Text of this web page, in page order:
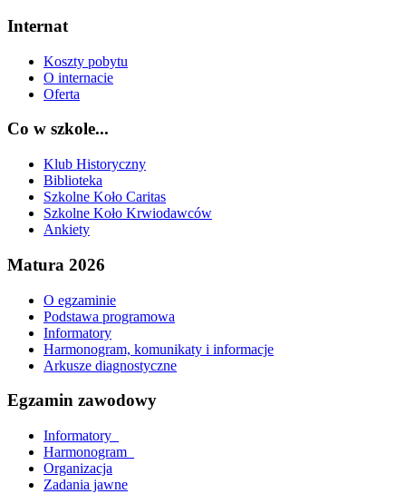
Internat
Koszty pobytu
O internacie
Oferta
Co w szkole...
Klub Historyczny
Biblioteka
Szkolne Koło Caritas
Szkolne Koło Krwiodawców
Ankiety
Matura 2026
O egzaminie
Podstawa programowa
Informatory
Harmonogram, komunikaty i informacje
Arkusze diagnostyczne
Egzamin zawodowy
Informatory_
Harmonogram_
Organizacja
Zadania jawne